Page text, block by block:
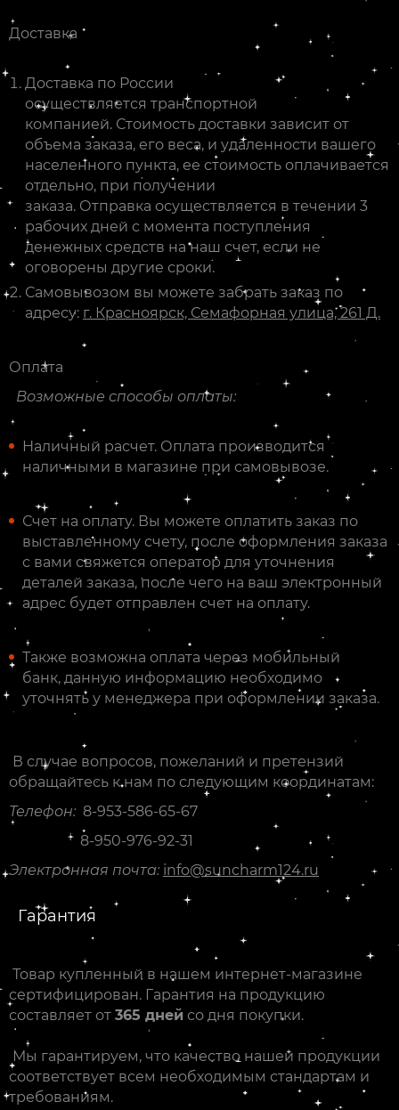
Доставка
Доставка по России
осуществляется транспортной
компанией. Стоимость доставки зависит от
объема заказа, его веса, и удаленности вашего
населенного пункта, ее стоимость оплачивается
отдельно, при получении
заказа. Отправка осуществляется в течении 3
рабочих дней с момента поступления
денежных средств на наш счет, если не
оговорены другие сроки.
Самовывозом вы можете забрать заказ по
адресу: г. Красноярск, Семафорная улица, 261 Д.
Оплата
Возможные способы оплаты:
Наличный расчет. Оплата производится
наличными в магазине при самовывозе.
Счет на оплату. Вы можете оплатить заказ по
выставленному счету, после оформления заказа
с вами свяжется оператор для уточнения
деталей заказа, после чего на ваш электронный
адрес будет отправлен счет на оплату.
Также возможна оплата через мобильный
банк, данную информацию необходимо
уточнять у менеджера при оформлении заказа.
В случае вопросов, пожеланий и претензий
обращайтесь к нам по следующим координатам:
Телефон: 8-953-586-65-67
8-950-976-92-31
Электронная почта: info@suncharm124.ru
Гарантия
Товар купленный в нашем интернет-магазине
сертифицирован. Гарантия на продукцию
составляет от 365 дней со дня покупки.
Мы гарантируем, что качество нашей продукции
соответствует всем необходимым стандартам и
требованиям.